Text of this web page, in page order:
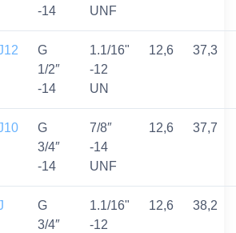
-14
UNF
G
1/2″
-14
1.1/16"
-12
UN
12,6 37,3
G
3/4″
-14
7/8″
-14
UNF
12,6 37,7
G
3/4″
1.1/16"
-12
12,6 38,2